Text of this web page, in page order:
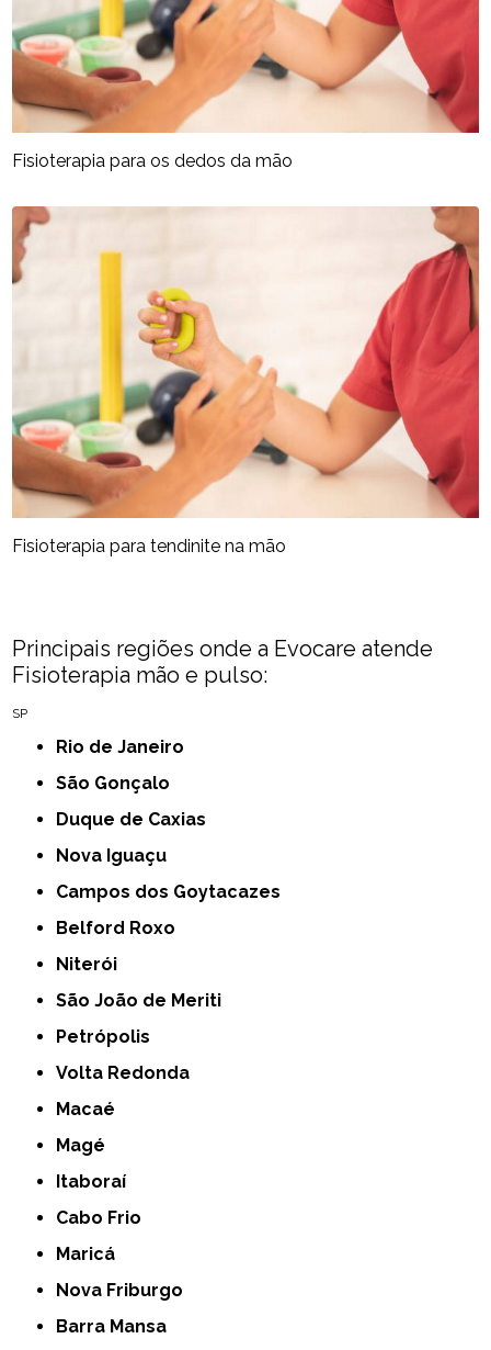
Fisioterapia para os dedos da mão​
Fisioterapia para tendinite na mão​
Principais regiões onde a Evocare atende
Fisioterapia mão e pulso​:
SP
Rio de Janeiro
São Gonçalo
Duque de Caxias
Nova Iguaçu
Campos dos Goytacazes
Belford Roxo
Niterói
São João de Meriti
Petrópolis
Volta Redonda
Macaé
Magé
Itaboraí
Cabo Frio
Maricá
Nova Friburgo
Barra Mansa